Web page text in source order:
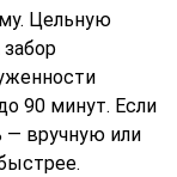
Цельную
90 минут. Если
— вручную или